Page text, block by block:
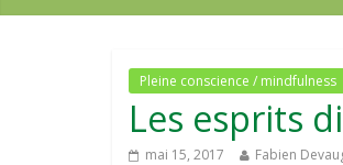
Pleine conscience / mindfulness
Les esprits
mai 15, 2017 Fabien